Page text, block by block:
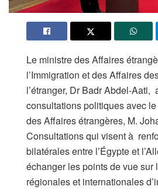
Le ministre des Affaires
l’Immigration et des Affaires
l’étranger, Dr Badr Abdel-Aati,
consultations politiques avec
des Affaires étrangères, M.
Consultations qui visent à
bilatérales entre l’Égypte et
échanger les points de vue sur
régionales et internationales